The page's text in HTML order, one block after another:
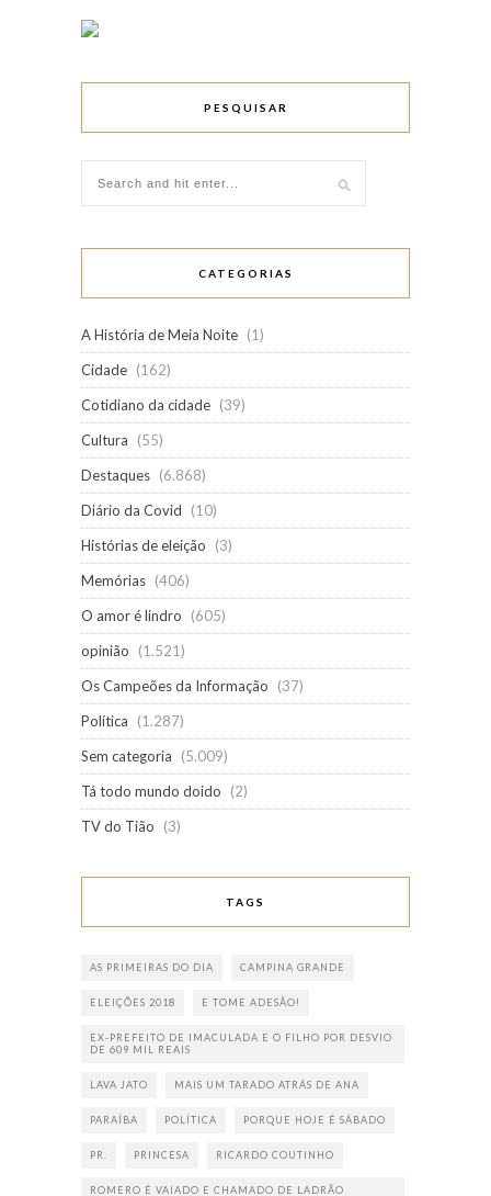
PESQUISAR
CATEGORIAS
A História de Meia Noite (1)
Cidade (162)
Cotidiano da cidade (39)
Cultura
(55)
Destaques (6.868)
Diário da Covid
(10)
Histórias de eleição
(3)
Memórias (406)
O amor é lindro
(605)
opinião
(1.521)
Os Campeões da Informação
(37)
Política
(1.287)
Sem categoria
(5.009)
Tá todo mundo doido
(2)
TV do Tião
(3)
TAGS
AS PRIMEIRAS DO DIA CAMPINA GRANDE
ELEIÇÕES 2018 E TOME ADESÃO!
EX-PREFEITO DE IMACULADA E O FILHO POR DESVIO
DE 609 MIL REAIS
LAVA JATO MAIS UM TARADO ATRÁS DE ANA
PARAÍBA POLÍTICA PORQUE HOJE É SÁBADO
PR. PRINCESA RICARDO COUTINHO
ROMERO É VAIADO E CHAMADO DE LADRÃO